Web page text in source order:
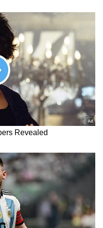
க்கு வாங்கும்
ரெடியா
in Tamil) ,
, நிதி, இந்திய
சந்தை, பங்கு
பல்வேறு
நிதி
ஏஷ்யாநெட்